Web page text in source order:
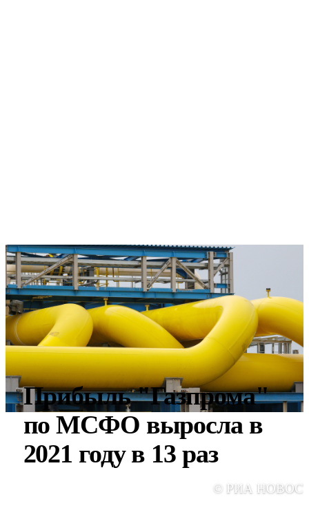
Прибыль "Газпрома"
по МСФО выросла в
2021 году в 13 раз
© РИА